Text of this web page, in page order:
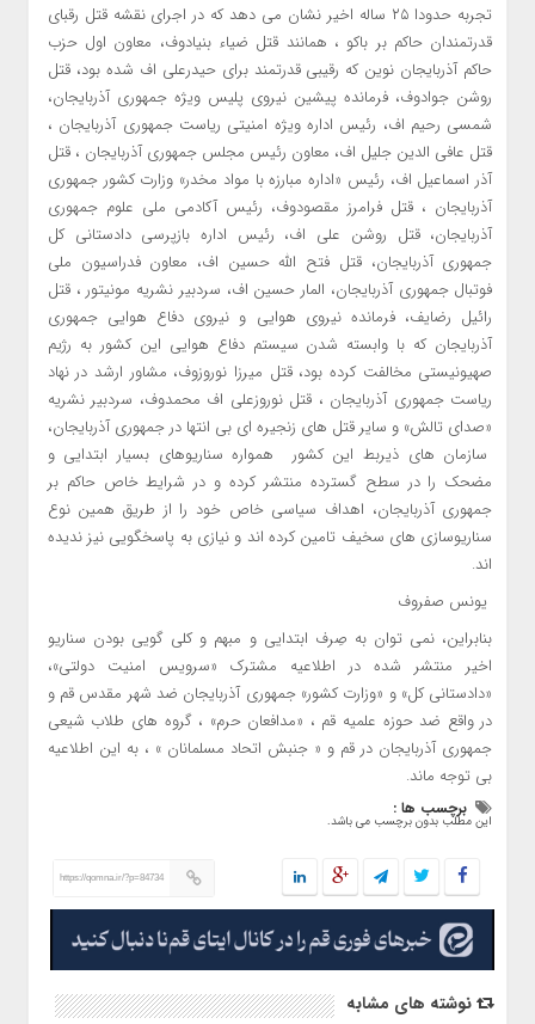
تجربه حدودا ۲۵ ساله اخیر نشان می دهد که در اجرای نقشه قتل رقبای
قدرتمندان حاکم بر باکو ، همانند قتل ضیاء بنیادوف، معاون اول حزب
حاکم آذربایجان نوین که رقیبی قدرتمند برای حیدرعلی اف شده بود، قتل
روشن جوادوف، فرمانده پیشین نیروی پلیس ویژه جمهوری آذربایجان،
شمسی رحیم اف، رئیس اداره ویژه امنیتی ریاست جمهوری آذربایجان ،
قتل عافی الدین جلیل اف، معاون رئیس مجلس جمهوری آذربایجان ، قتل
آذر اسماعیل اف، رئیس «اداره مبارزه با مواد مخدر» وزارت کشور جمهوری
آذربایجان ، قتل فرامرز مقصودوف، رئیس آکادمی ملی علوم جمهوری
آذربایجان، قتل روشن علی اف، رئیس اداره بازپرسی دادستانی کل
جمهوری آذربایجان، قتل فتح الله حسین اف، معاون فدراسیون ملی
فوتبال جمهوری آذربایجان، المار حسین اف، سردبیر نشریه مونیتور ، قتل
رائیل رضایف، فرمانده نیروی هوایی و نیروی دفاع هوایی جمهوری
آذربایجان که با وابسته شدن سیستم دفاع هوایی این کشور به رژیم
صهیونیستی مخالفت کرده بود، قتل میرزا نوروزوف، مشاور ارشد در نهاد
ریاست جمهوری آذربایجان ، قتل نوروزعلی اف محمدوف، سردبیر نشریه
«صدای تالش» و سایر قتل های زنجیره ای بی انتها در جمهوری آذربایجان،
سازمان های ذیربط این کشور همواره سناریوهای بسیار ابتدایی و
مضحک را در سطح گسترده منتشر کرده و در شرایط خاص حاکم بر
جمهوری آذربایجان، اهداف سیاسی خاص خود را از طریق همین نوع
سناریوسازی های سخیف تامین کرده اند و نیازی به پاسخگویی نیز ندیده
اند.
یونس صفروف
بنابراین، نمی توان به صِرف ابتدایی و مبهم و کلی گویی بودن سناریو
اخیر منتشر شده در اطلاعیه مشترک «سرویس امنیت دولتی»،
«دادستانی کل» و «وزارت کشور» جمهوری آذربایجان ضد شهر مقدس قم و
در واقع ضد حوزه علمیه قم ، «مدافعان حرم» ، گروه های طلاب شیعی
جمهوری آذربایجان در قم و « جنبش اتحاد مسلمانان » ، به این اطلاعیه
بی توجه ماند.
برچسب ها :
این مطلب بدون برچسب می باشد.
https://qomna.ir/?p=84734
نوشته های مشابه